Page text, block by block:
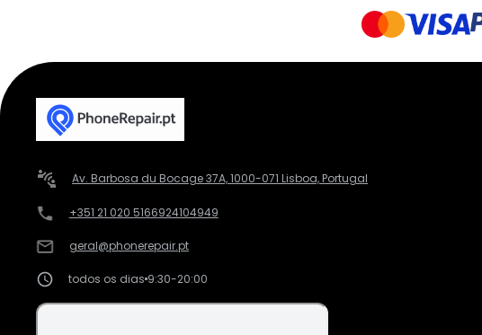
Av. Barbosa du Bocage 37A, 1000-071 Lisboa, Portugal
+351 21 020 5166924104949
geral@phonerepair.pt
todos os dias 9:30-20:00